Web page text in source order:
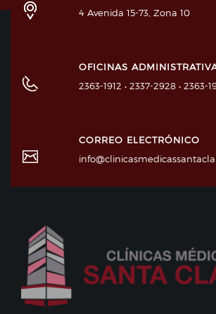
4 Avenida 15-73, Zona 10
OFICINAS
2363-1912 • 2337-2928 • 2363-
CORREO ELECTRÓNICO